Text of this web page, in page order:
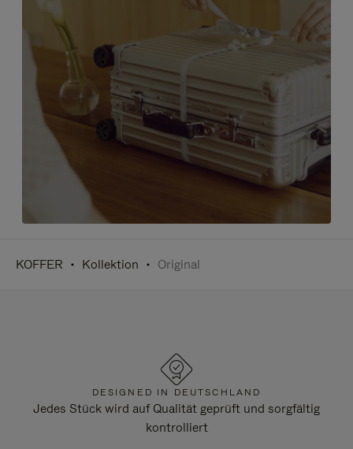
KOFFER Kollektion Original
DESIGNED IN DEUTSCHLAND
Jedes Stück wird auf Qualität geprüft und sorgfältig
kontrolliert